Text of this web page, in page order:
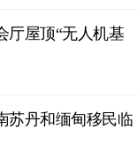
厅屋顶“无人机基
苏丹和缅甸移民临